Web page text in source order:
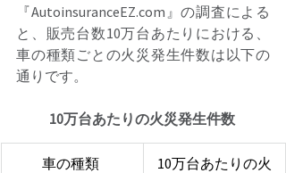
『AutoinsuranceEZ.com』の調査による
と、販売台数10万台あたりにおける、
車の種類ごとの火災発生件数は以下の
通りです。
10万台あたりの火災発生件数
車の種類
10万台あたりの火